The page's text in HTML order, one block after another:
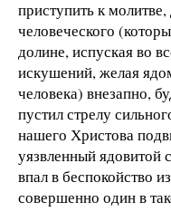
приступить к
человеческого
долине, испуская во
искушений, желая
человека) внезапно,
пустил стрелу
нашего Христова
уязвленный ядовитой
впал в беспокойство
совершенно один в